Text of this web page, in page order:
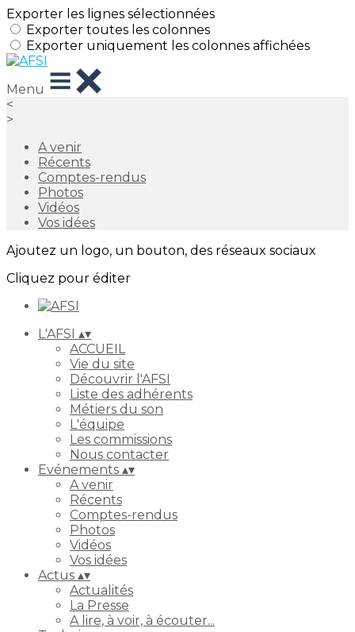
Exporter les lignes sélectionnées
Exporter toutes les colonnes
Exporter uniquement les colonnes affichées
Menu
<
>
A venir
Récents
Comptes-rendus
Photos
Vidéos
Vos idées
Ajoutez un logo, un bouton, des réseaux sociaux
Cliquez pour éditer
L'AFSI ▴▾
ACCUEIL
Vie du site
Découvrir l'AFSI
Liste des adhérents
Métiers du son
L'équipe
Les commissions
Nous contacter
Evénements ▴▾
A venir
Récents
Comptes-rendus
Photos
Vidéos
Vos idées
Actus ▴▾
Actualités
La Presse
A lire, à voir, à écouter...